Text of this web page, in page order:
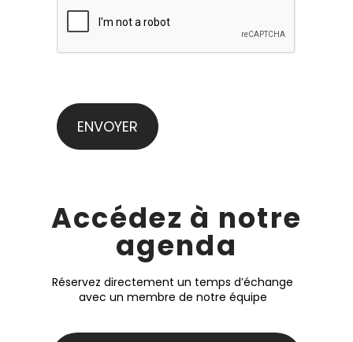
Accédez à notre
agenda
Réservez directement un temps d’échange
avec un membre de notre équipe